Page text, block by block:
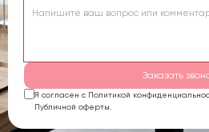
Заказать
Я согласен с Политикой
Публичной оферты.